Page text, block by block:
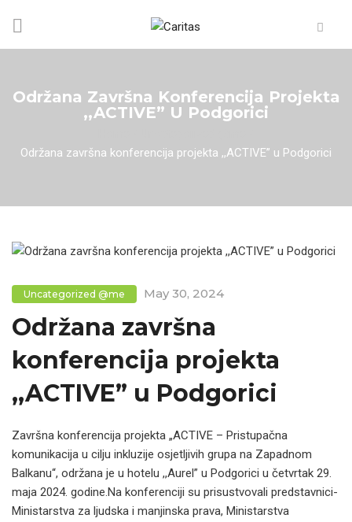
Održana Završna Konferencija Projekta
,,ACTIVE” U Podgorici
Održana završna konferencija projekta ,,ACTIVE” u Podgorici
Uncategorized @me May 30, 2024
Održana završna
konferencija projekta
,,ACTIVE” u Podgorici
Završna konferencija projekta „ACTIVE – Pristupačna
komunikacija u cilju inkluzije osjetljivih grupa na Zapadnom
Balkanu“, održana je u hotelu ,,Aurel” u Podgorici u četvrtak 29.
maja 2024. godine.Na konferenciji su prisustvovali predstavnici-
Ministarstva za ljudska i manjinska prava, Ministarstva